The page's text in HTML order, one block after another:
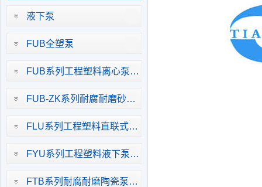
液下泵
FUB全塑泵
FUB系列工程塑料离心泵…
FUB-ZK系列耐腐耐磨砂…
FLU系列工程塑料直联式…
FYU系列工程塑料液下泵…
FTB系列耐腐耐磨陶瓷泵…